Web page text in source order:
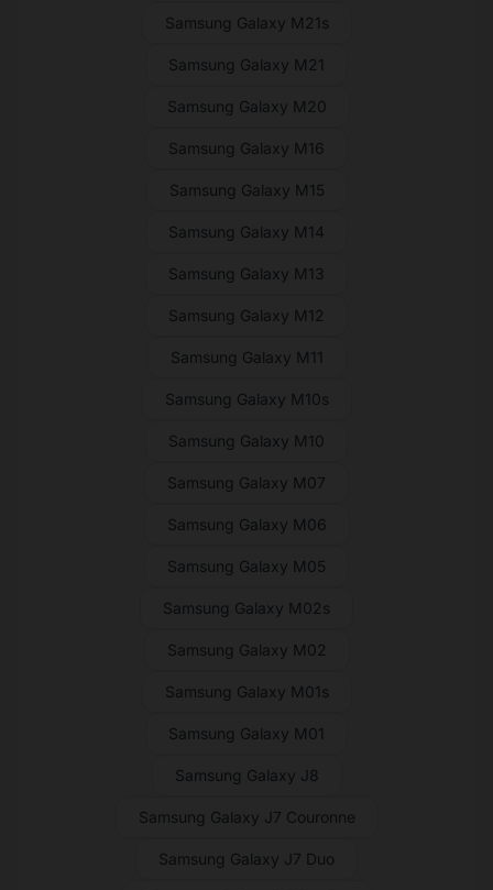
Samsung Galaxy M21s
Samsung Galaxy M21
Samsung Galaxy M20
Samsung Galaxy M16
Samsung Galaxy M15
Samsung Galaxy M14
Samsung Galaxy M13
Samsung Galaxy M12
Samsung Galaxy M11
Samsung Galaxy M10s
Samsung Galaxy M10
Samsung Galaxy M07
Samsung Galaxy M06
Samsung Galaxy M05
Samsung Galaxy M02s
Samsung Galaxy M02
Samsung Galaxy M01s
Samsung Galaxy M01
Samsung Galaxy J8
Samsung Galaxy J7 Couronne
Samsung Galaxy J7 Duo